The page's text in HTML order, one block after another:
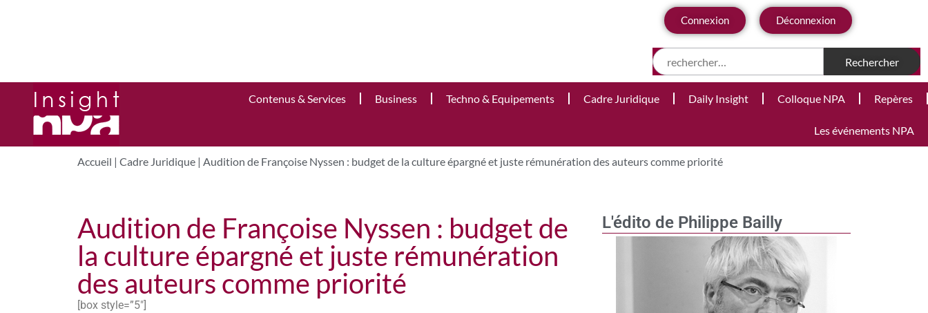
Connexion Déconnexion
Contenus & Services Business Techno & Equipements Cadre Juridique Daily Insight Colloque NPA Repères
Les événements NPA
Accueil | Cadre Juridique | Audition de Françoise Nyssen : budget de la culture épargné et juste rémunération des auteurs comme priorité
L'édito de Philippe Bailly
Audition de Françoise Nyssen : budget de
la culture épargné et juste rémunération
des auteurs comme priorité
[box style=”5″]